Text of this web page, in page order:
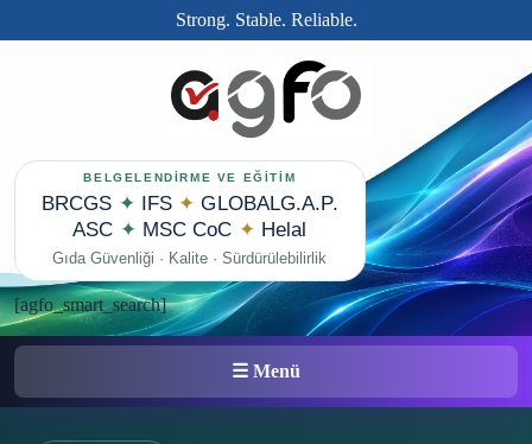
Strong. Stable. Reliable.
BELGELENDİRME VE EĞİTİM
BRCGS ✦ IFS ✦ GLOBALG.A.P.
ASC ✦ MSC CoC ✦ Helal
Gıda Güvenliği · Kalite · Sürdürülebilirlik
[agfo_smart_search]
☰ Menü